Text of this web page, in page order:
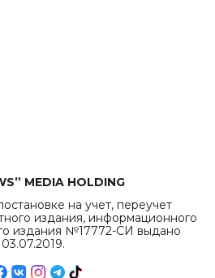
MEDIA HOLDING
на учет, переучет
издания, информационного
издания №17772-СИ выдано
03.07.2019.